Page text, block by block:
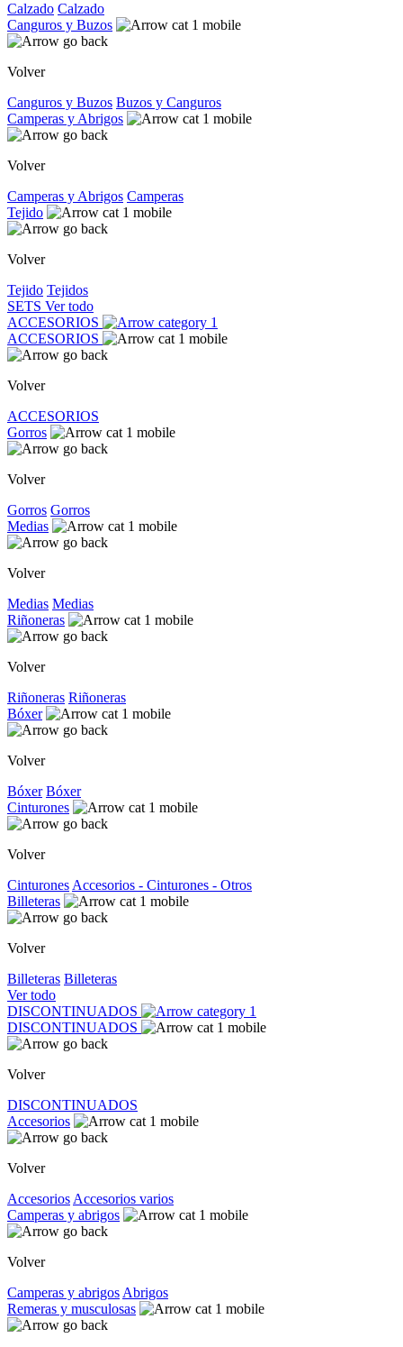
Calzado Calzado
Canguros y Buzos
Volver
Canguros y Buzos Buzos y Canguros
Camperas y Abrigos
Volver
Camperas y Abrigos Camperas
Tejido
Volver
Tejido Tejidos
SETS Ver todo
ACCESORIOS
ACCESORIOS
Volver
ACCESORIOS
Gorros
Volver
Gorros Gorros
Medias
Volver
Medias Medias
Riñoneras
Volver
Riñoneras Riñoneras
Bóxer
Volver
Bóxer Bóxer
Cinturones
Volver
Cinturones Accesorios - Cinturones - Otros
Billeteras
Volver
Billeteras Billeteras
Ver todo
DISCONTINUADOS
DISCONTINUADOS
Volver
DISCONTINUADOS
Accesorios
Volver
Accesorios Accesorios varios
Camperas y abrigos
Volver
Camperas y abrigos Abrigos
Remeras y musculosas